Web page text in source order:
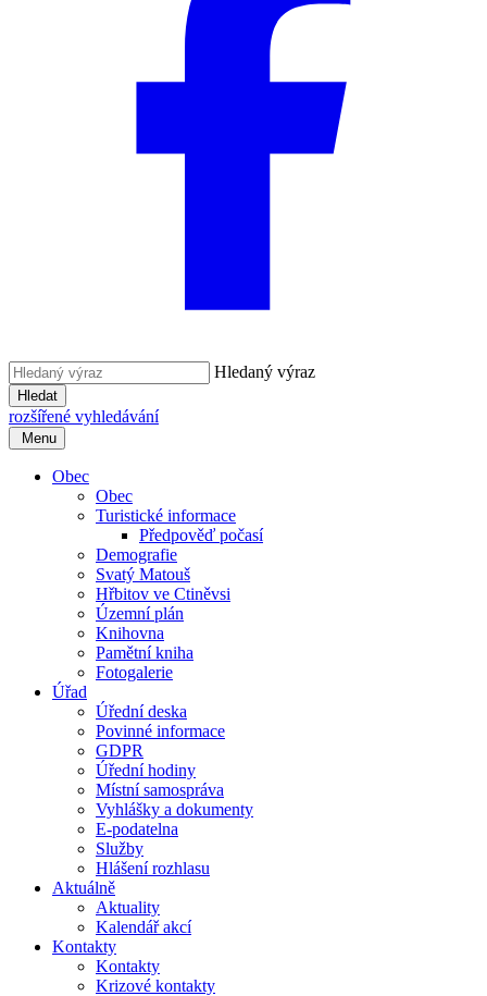
Hledaný výraz
Hledat
rozšířené vyhledávání
Menu
Obec
Obec
Turistické informace
Předpověď počasí
Demografie
Svatý Matouš
Hřbitov ve Ctiněvsi
Územní plán
Knihovna
Pamětní kniha
Fotogalerie
Úřad
Úřední deska
Povinné informace
GDPR
Úřední hodiny
Místní samospráva
Vyhlášky a dokumenty
E-podatelna
Služby
Hlášení rozhlasu
Aktuálně
Aktuality
Kalendář akcí
Kontakty
Kontakty
Krizové kontakty